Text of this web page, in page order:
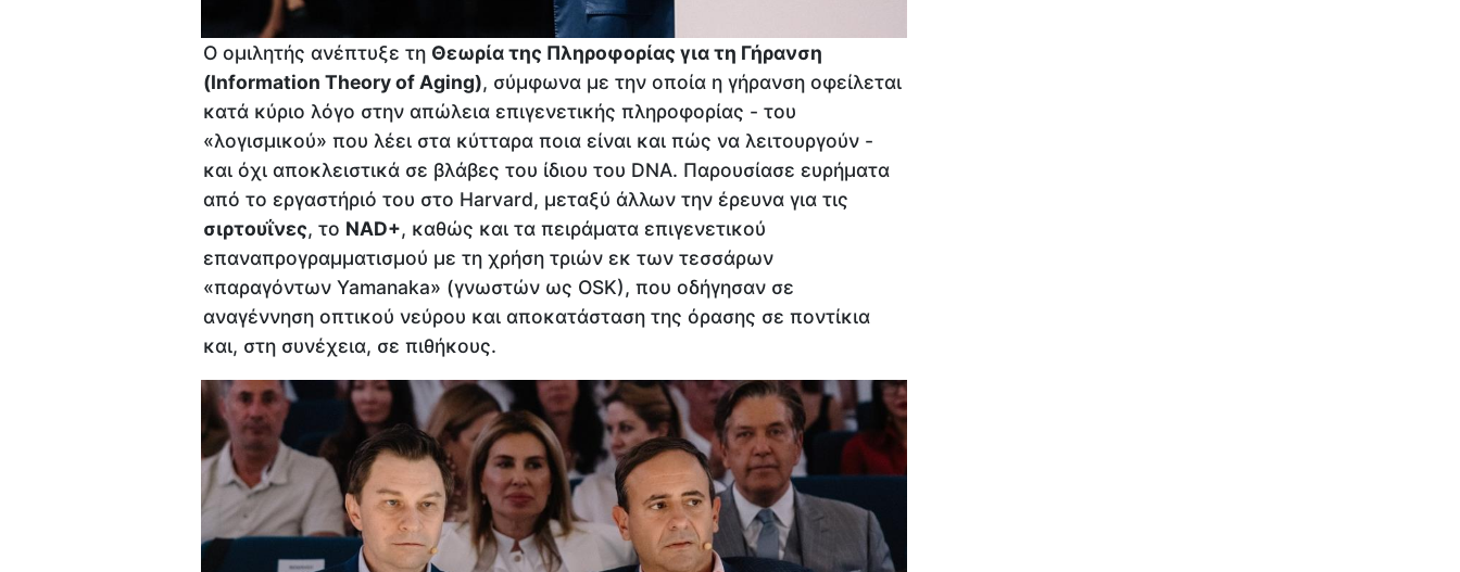
Ο ομιλητής ανέπτυξε τη Θεωρία της Πληροφορίας για τη Γήρανση
(Information Theoryof Aging), σύμφωνα με την οποία η γήρανση οφείλεται
κατά κύριο λόγο στην απώλεια επιγενετικής πληροφορίας - του
«λογισμικού» που λέει στα κύτταρα ποια είναι και πώς να λειτουργούν -
και όχι αποκλειστικά σε βλάβες του ίδιου του DNA. Παρουσίασε ευρήματα
από το εργαστήριό του στο Harvard, μεταξύ άλλων την έρευνα για τις
σιρτουΐνες, το NAD+, καθώς και τα πειράματα επιγενετικού
επαναπρογραμματισμού με τη χρήση τριών εκ των τεσσάρων
«παραγόντων Yamanaka» (γνωστών ως OSK), που οδήγησαν σε
αναγέννηση οπτικού νεύρου και αποκατάσταση της όρασης σε ποντίκια
και, στη συνέχεια, σε πιθήκους.